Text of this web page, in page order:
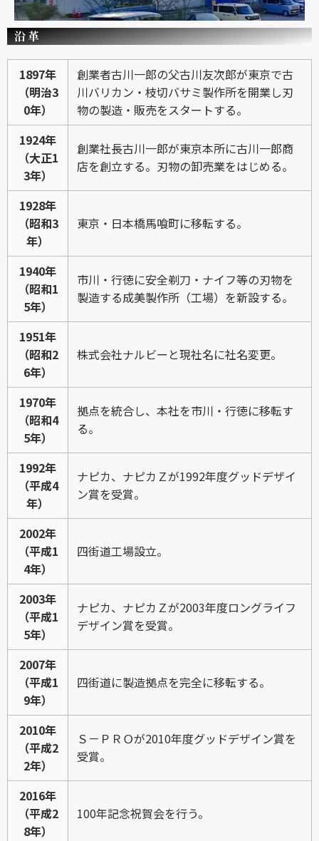
沿革
1897年
（明治3
0年）
創業者古川一郎の父古川友次郎が東京で古
川バリカン・枝切バサミ製作所を開業し刃
物の製造・販売をスタートする。
1924年
（大正1
3年）
創業社長古川一郎が東京本所に古川一郎商
店を創立する。刃物の卸売業をはじめる。
1928年
（昭和3
年）
東京・日本橋馬喰町に移転する。
1940年
（昭和1
5年）
市川・行徳に安全剃刀・ナイフ等の刃物を
製造する成美製作所（工場）を新設する。
1951年
（昭和2
6年）
株式会社ナルビーと現社名に社名変更。
1970年
（昭和4
5年）
拠点を統合し、本社を市川・行徳に移転す
る。
1992年
（平成4
年）
ナピカ、ナピカＺが1992年度グッドデザイ
ン賞を受賞。
2002年
（平成1
4年）
四街道工場設立。
2003年
（平成1
5年）
ナピカ、ナピカＺが2003年度ロングライフ
デザイン賞を受賞。
2007年
（平成1
9年）
四街道に製造拠点を完全に移転する。
2010年
（平成2
2年）
Ｓ－ＰＲＯが2010年度グッドデザイン賞を
受賞。
2016年
（平成2
8年）
100年記念祝賀会を行う。